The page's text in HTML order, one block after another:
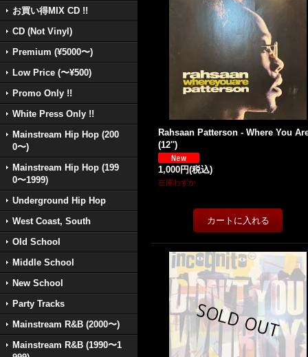
お買い得MIX CD !!
CD (Not Vinyl)
Premium (¥5000〜)
Low Price (〜¥500)
Promo Only !!
White Press Only !!
Mainstream Hip Hop (200
0〜)
Mainstream Hip Hop (199
0〜1999)
Underground Hip Hop
West Coast, South
Old School
Middle School
New School
Party Tracks
Mainstream R&B (2000〜)
Mainstream R&B (1990〜1
Rahsaan Patterson - Where You
(12'')
1,000円(税込)
在庫わずか